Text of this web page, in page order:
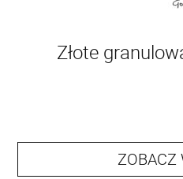
Złote
ZOBACZ